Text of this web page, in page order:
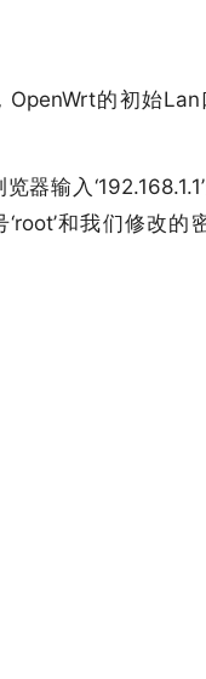
的初始Lan
器输入
‘root’和我们修改的